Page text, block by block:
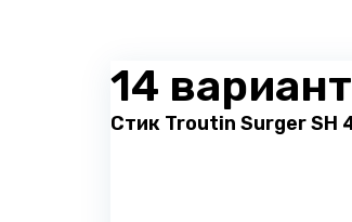
14
Стик Troutin Surger SH